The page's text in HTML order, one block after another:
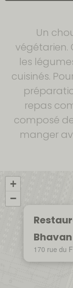
Un
végétarien.
les
cuisinés.
repas
composé
manger
Bhavan
170 rue du
+
−